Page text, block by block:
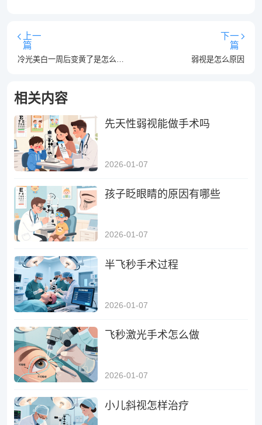
上一
篇
下一
篇
弱视是怎么原因
相关内容
先天性弱视能做手术吗
2026-01-07
孩子眨眼睛的原因有哪些
2026-01-07
半飞秒手术过程
2026-01-07
飞秒激光手术怎么做
2026-01-07
小儿斜视怎样治疗